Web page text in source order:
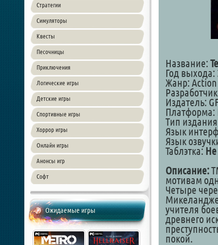
Стратегии
Симуляторы
Квесты
Песочницы
Приключения
Логические игры
Детские игры
Спортивные игры
Хоррор игры
Онлайн игры
Анонсы игр
Софт
Ожидаемые игры
Название:
Год выхода:
Жанр: Action
Издатель:
Платформа:
Тип
Язык
Язык
Таблэтка: Не
Описание:
мотивам
Четыре
учителя
древнего
покой.